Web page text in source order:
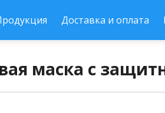
Доставка и оплата
маска с